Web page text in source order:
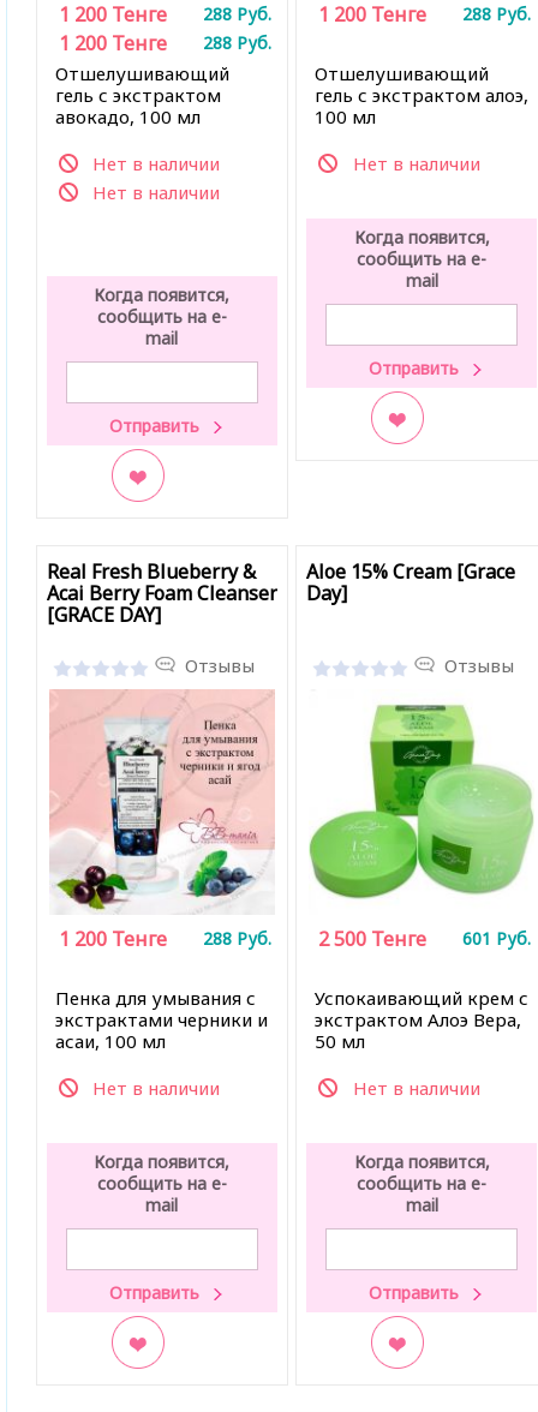
Отшелушивающий
гель с экстрактом
авокадо, 100 мл
Нет в наличии
1 200 Тенге 288 Руб.
Нет в наличии
1 200 Тенге 288 Руб.
Когда появится,
сообщить на e-
mail
Отшелушивающий
гель с экстрактом алоэ,
100 мл
Нет в наличии
1 200 Тенге 288 Руб.
Когда появится,
сообщить на e-
mail
Real Fresh Blueberry &
Acai Berry Foam Cleanser
[GRACE DAY]
Отзывы
Пенка для умывания с
экстрактами черники и
асаи, 100 мл
Нет в наличии
1 200 Тенге 288 Руб.
Когда появится,
сообщить на e-
mail
Aloe 15% Cream [Grace
Day]
Отзывы
Успокаивающий крем с
экстрактом Алоэ Вера,
50 мл
Нет в наличии
2 500 Тенге 601 Руб.
Когда появится,
сообщить на e-
mail